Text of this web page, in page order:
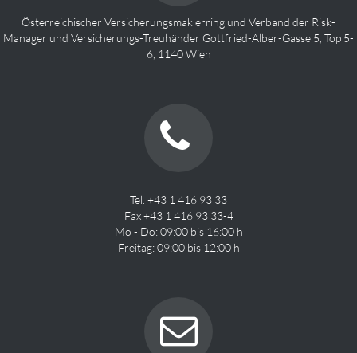
Österreichischer Versicherungsmaklerring und Verband der Risk-
Manager und Versicherungs-Treuhänder Gottfried-Alber-Gasse 5, Top 5-
6, 1140 Wien
Tel. +43 1 416 93 33
Fax +43 1 416 93 33-4
Mo - Do: 09:00 bis 16:00 h
Freitag: 09:00 bis 12:00 h